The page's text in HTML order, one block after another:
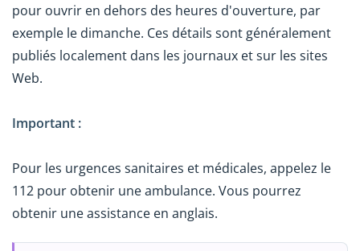
pour ouvrir en dehors des heures d'ouverture, par
exemple le dimanche. Ces détails sont généralement
publiés localement dans les journaux et sur les sites
Web.
Important :
Pour les urgences sanitaires et médicales, appelez le
112 pour obtenir une ambulance. Vous pourrez
obtenir une assistance en anglais.